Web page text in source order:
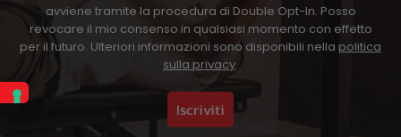
avviene tramite la procedura di Double Opt-In. Posso
revocare il mio consenso in qualsiasi momento con effetto
per il futuro. Ulteriori informazioni sono disponibili nella politica
sulla privacy.
Iscriviti